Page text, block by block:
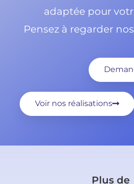
adaptée pour
Pensez à regarder
Voir nos réalisations
Plus de